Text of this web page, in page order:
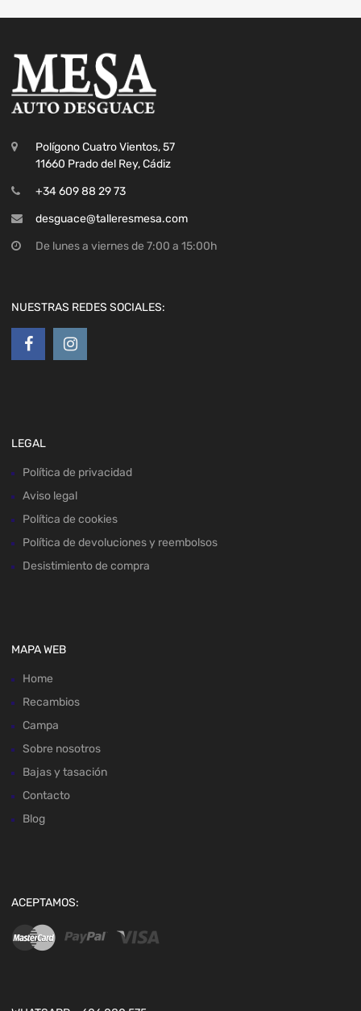
Polígono Cuatro Vientos, 57
11660 Prado del Rey, Cádiz
+34 609 88 29 73
desguace@talleresmesa.com
De lunes a viernes de 7:00 a 15:00h
NUESTRAS REDES SOCIALES:
LEGAL
Política de privacidad
Aviso legal
Política de cookies
Política de devoluciones y reembolsos
Desistimiento de compra
MAPA WEB
Home
Recambios
Campa
Sobre nosotros
Bajas y tasación
Contacto
Blog
ACEPTAMOS: